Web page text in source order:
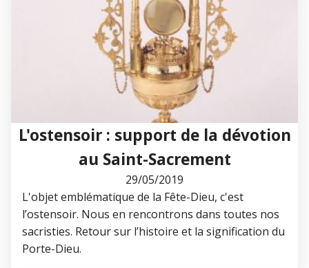
L'ostensoir : support de la dévotion
au Saint-Sacrement
29/05/2019
L'objet emblématique de la Fête-Dieu, c'est
l’ostensoir. Nous en rencontrons dans toutes nos
sacristies. Retour sur l’histoire et la signification du
Porte-Dieu.